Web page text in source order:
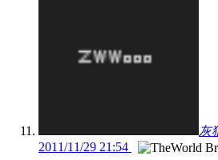
灰
2011/11/29 21:54